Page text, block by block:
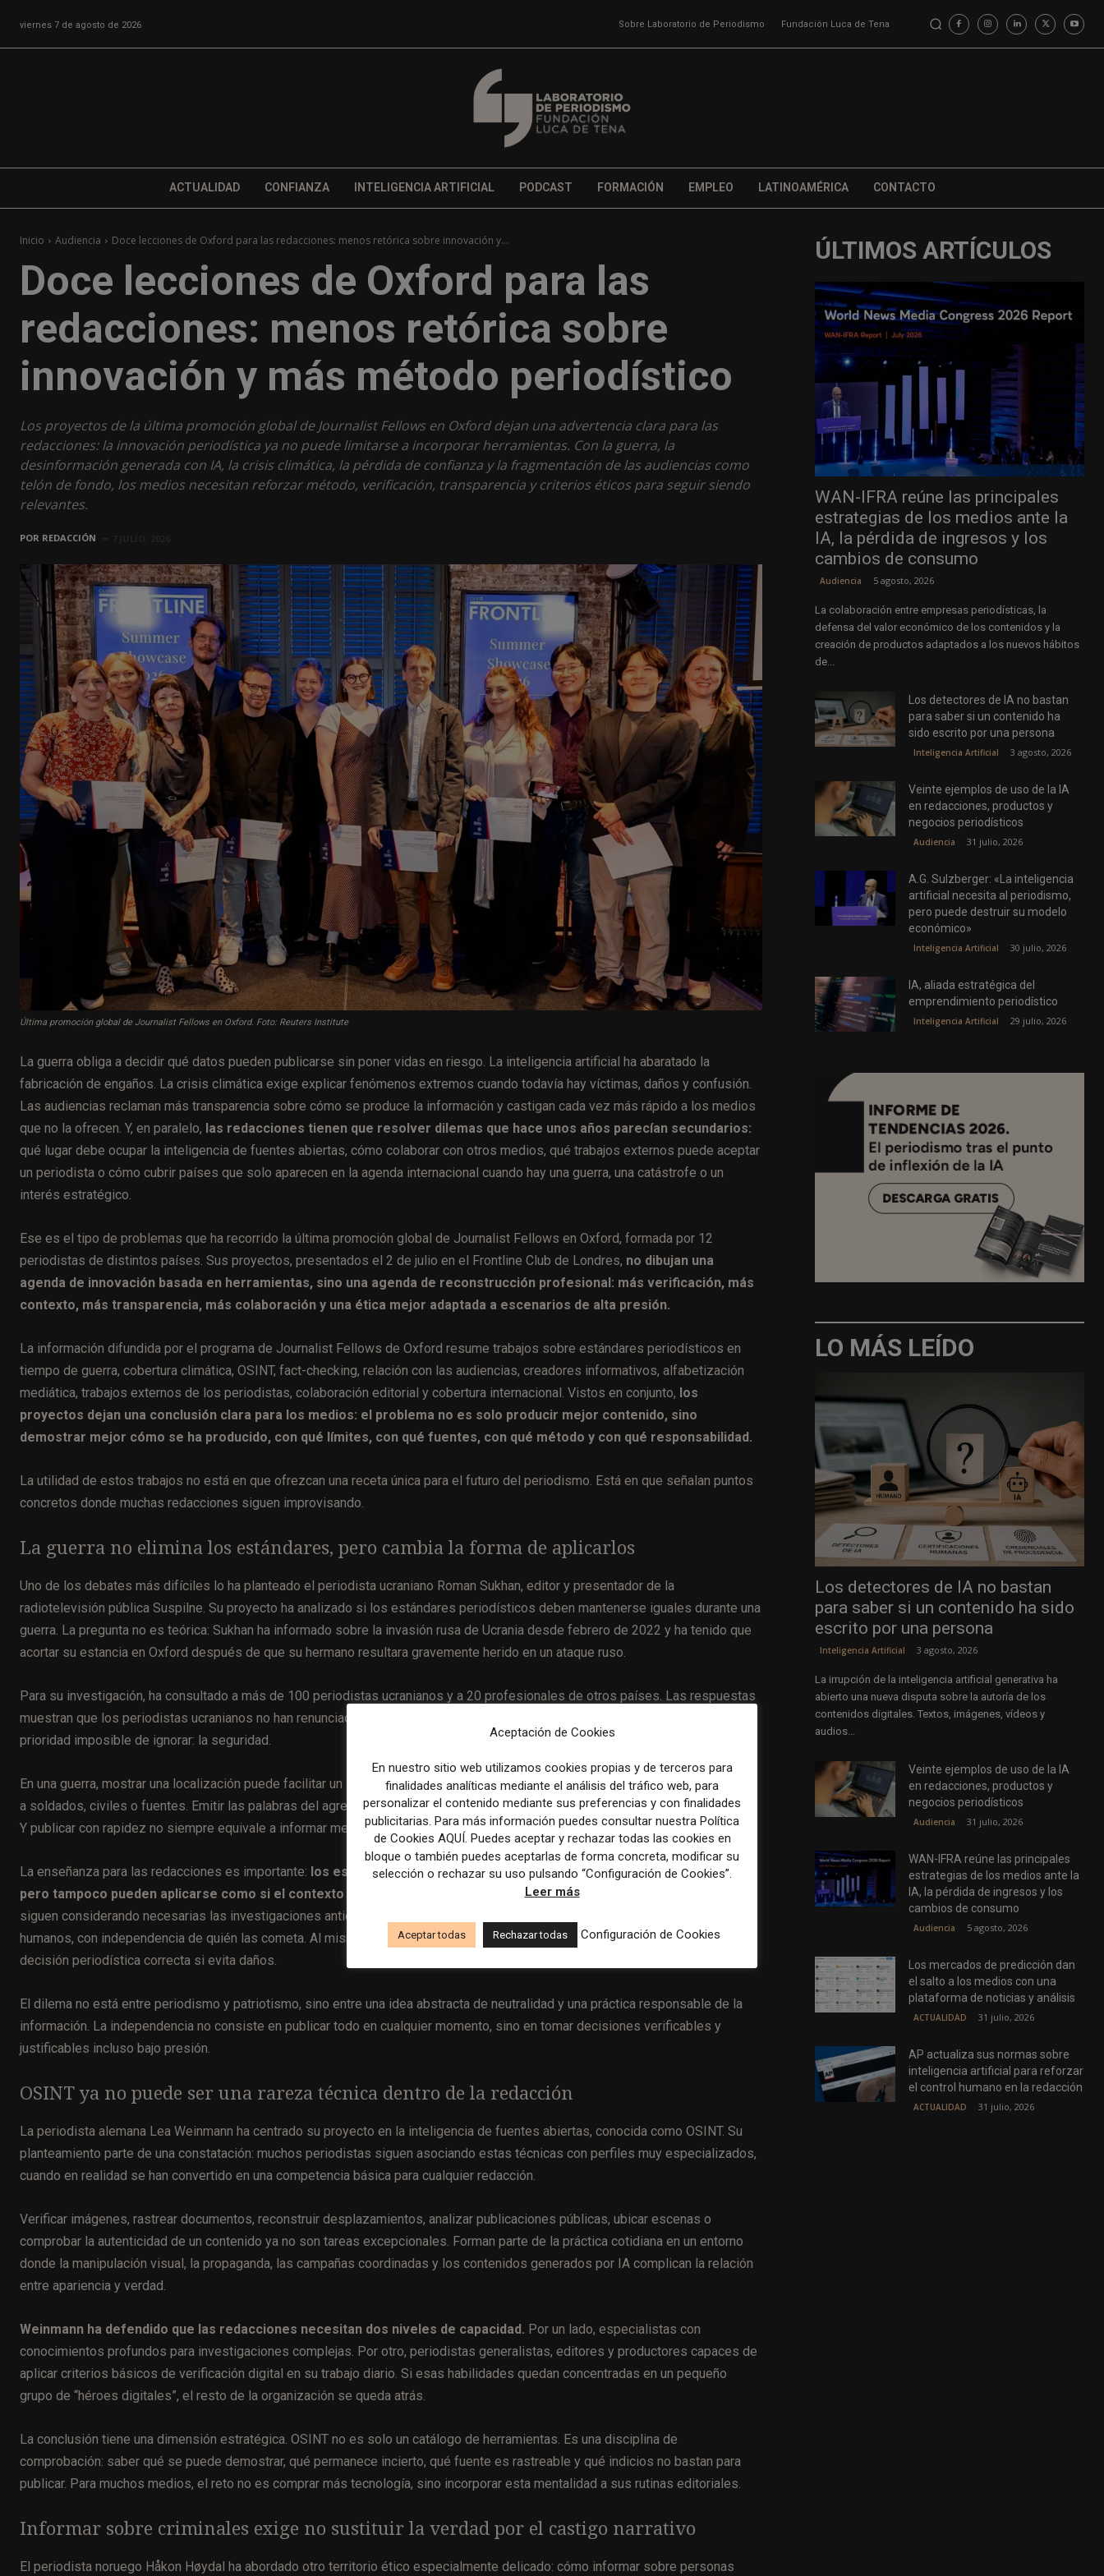
viernes 7 de agosto de 2026 Sobre Laboratorio de Periodismo Fundación Luca de Tena
ACTUALIDAD CONFIANZA INTELIGENCIA ARTIFICIAL PODCAST FORMACIÓN EMPLEO LATINOAMÉRICA CONTACTO
Inicio Audiencia Doce lecciones de Oxford para las redacciones: menos retórica sobre innovación y...
Doce lecciones de Oxford para las
redacciones: menos retórica sobre
innovación y más método periodístico
Los proyectos de la última promoción global de Journalist Fellows en Oxford dejan una advertencia clara para las
redacciones: la innovación periodística ya no puede limitarse a incorporar herramientas. Con la guerra, la
desinformación generada con IA, la crisis climática, la pérdida de confianza y la fragmentación de las audiencias como
telón de fondo, los medios necesitan reforzar método, verificación, transparencia y criterios éticos para seguir siendo
relevantes.
POR REDACCIÓN
Última promoción global de Journalist Fellows en Oxford. Foto: Reuters Institute
La guerra obliga a decidir qué datos pueden publicarse sin poner vidas en riesgo. La inteligencia artificial ha abaratado la
fabricación de engaños. La crisis climática exige explicar fenómenos extremos cuando todavía hay víctimas, daños y confusión.
Las audiencias reclaman más transparencia sobre cómo se produce la información y castigan cada vez más rápido a los medios
que no la ofrecen. Y, en paralelo, las redacciones tienen que resolver dilemas que hace unos años parecían secundarios:
qué lugar debe ocupar la inteligencia de fuentes abiertas, cómo colaborar con otros medios, qué trabajos externos puede aceptar
un periodista o cómo cubrir países que solo aparecen en la agenda internacional cuando hay una guerra, una catástrofe o un
interés estratégico.
Ese es el tipo de problemas que ha recorrido la última promoción global de Journalist Fellows en Oxford, formada por 12
periodistas de distintos países. Sus proyectos, presentados el 2 de julio en el Frontline Club de Londres, no dibujan una
agenda de innovación basada en herramientas, sino una agenda de reconstrucción profesional: más verificación, más
contexto, más transparencia, más colaboración y una ética mejor adaptada a escenarios de alta presión.
La información difundida por el programa de Journalist Fellows de Oxford resume trabajos sobre estándares periodísticos en
tiempo de guerra, cobertura climática, OSINT, fact-checking, relación con las audiencias, creadores informativos, alfabetización
mediática, trabajos externos de los periodistas, colaboración editorial y cobertura internacional. Vistos en conjunto, los
proyectos dejan una conclusión clara para los medios: el problema no es solo producir mejor contenido, sino
demostrar mejor cómo se ha producido, con qué límites, con qué fuentes, con qué método y con qué responsabilidad.
La utilidad de estos trabajos no está en que ofrezcan una receta única para el futuro del periodismo. Está en que señalan puntos
concretos donde muchas redacciones siguen improvisando.
La guerra no elimina los estándares, pero cambia la forma de aplicarlos
Uno de los debates más difíciles lo ha planteado el periodista ucraniano Roman Sukhan, editor y presentador de la
radiotelevisión pública Suspilne. Su proyecto ha analizado si los estándares periodísticos deben mantenerse iguales durante una
guerra. La pregunta no es teórica: Sukhan ha informado sobre la invasión rusa de Ucrania desde febrero de 2022 y ha tenido que
acortar su estancia en Oxford después de que su hermano resultara gravemente herido en un ataque ruso.
Para su investigación, ha consultado a más de 100 periodistas ucranianos y a 20 profesionales de otros países. Las respuestas
muestran que los periodistas ucranianos no han renunciado a los principios centrales del oficio, pero han incorporado una
prioridad imposible de ignorar: la seguridad.
En una guerra, mostrar una localización puede facilitar un segundo ataque. Difundir determinada información puede comprometer
a soldados, civiles o fuentes. Emitir las palabras del agresor sin contexto puede convertir a un medio en altavoz de propaganda.
Y publicar con rapidez no siempre equivale a informar mejor si esa velocidad aumenta el riesgo para personas concretas.
La enseñanza para las redacciones es importante: los estándares periodísticos no desaparecen en situaciones límite,
pero tampoco pueden aplicarse como si el contexto no existiera.
Sukhan ha defendido que los periodistas ucranianos
siguen considerando necesarias las investigaciones anticorrupción durante la guerra y la cobertura de violaciones de derechos
humanos, con independencia de quién las cometa. Al mismo tiempo, ha planteado que retrasar una información puede ser una
decisión periodística correcta si evita daños.
El dilema no está entre periodismo y patriotismo, sino entre una idea abstracta de neutralidad y una práctica responsable de la
información. La independencia no consiste en publicar todo en cualquier momento, sino en tomar decisiones verificables y
justificables incluso bajo presión.
OSINT ya no puede ser una rareza técnica dentro de la redacción
La periodista alemana Lea Weinmann ha centrado su proyecto en la inteligencia de fuentes abiertas, conocida como OSINT. Su
planteamiento parte de una constatación: muchos periodistas siguen asociando estas técnicas con perfiles muy especializados,
cuando en realidad se han convertido en una competencia básica para cualquier redacción.
Verificar imágenes, rastrear documentos, reconstruir desplazamientos, analizar publicaciones públicas, ubicar escenas o
comprobar la autenticidad de un contenido ya no son tareas excepcionales. Forman parte de la práctica cotidiana en un entorno
donde la manipulación visual, la propaganda, las campañas coordinadas y los contenidos generados por IA complican la relación
entre apariencia y verdad.
Weinmann ha defendido que las redacciones necesitan dos niveles de capacidad. Por un lado, especialistas con
conocimientos profundos para investigaciones complejas. Por otro, periodistas generalistas, editores y productores capaces de
aplicar criterios básicos de verificación digital en su trabajo diario. Si esas habilidades quedan concentradas en un pequeño
grupo de “héroes digitales”, el resto de la organización se queda atrás.
La conclusión tiene una dimensión estratégica. OSINT no es solo un catálogo de herramientas. Es una disciplina de
comprobación: saber qué se puede demostrar, qué permanece incierto, qué fuente es rastreable y qué indicios no bastan para
publicar. Para muchos medios, el reto no es comprar más tecnología, sino incorporar esta mentalidad a sus rutinas editoriales.
Informar sobre criminales exige no sustituir la verdad por el castigo narrativo
El periodista noruego Håkon Høydal ha abordado otro territorio ético especialmente delicado: cómo informar sobre personas
ÚLTIMOS ARTÍCULOS
WAN-IFRA reúne las principales
estrategias de los medios ante la
IA, la pérdida de ingresos y los
cambios de consumo
Audiencia 5 agosto, 2026
La colaboración entre empresas periodísticas, la
defensa del valor económico de los contenidos y la
creación de productos adaptados a los nuevos hábitos
de...
Los detectores de IA no bastan
para saber si un contenido ha
sido escrito por una persona
Inteligencia Artificial 3 agosto, 2026
Veinte ejemplos de uso de la IA
en redacciones, productos y
negocios periodísticos
Audiencia 31 julio, 2026
A.G. Sulzberger: «La inteligencia
artificial necesita al periodismo,
pero puede destruir su modelo
económico»
Inteligencia Artificial 30 julio, 2026
IA, aliada estratégica del
emprendimiento periodístico
Inteligencia Artificial 29 julio, 2026
LO MÁS LEÍDO
Los detectores de IA no bastan
para saber si un contenido ha sido
escrito por una persona
Inteligencia Artificial 3 agosto, 2026
La irrupción de la inteligencia artificial generativa ha
abierto una nueva disputa sobre la autoría de los
contenidos digitales. Textos, imágenes, vídeos y
audios...
Veinte ejemplos de uso de la IA
en redacciones, productos y
negocios periodísticos
Audiencia 31 julio, 2026
WAN-IFRA reúne las principales
estrategias de los medios ante la
IA, la pérdida de ingresos y los
cambios de consumo
Audiencia 5 agosto, 2026
Los mercados de predicción dan
el salto a los medios con una
plataforma de noticias y análisis
ACTUALIDAD 31 julio, 2026
AP actualiza sus normas sobre
inteligencia artificial para reforzar
el control humano en la redacción
ACTUALIDAD 31 julio, 2026
Aceptación de Cookies
En nuestro sitio web utilizamos cookies propias y de terceros para
finalidades analíticas mediante el análisis del tráfico web, para
personalizar el contenido mediante sus preferencias y con finalidades
publicitarias. Para más información puedes consultar nuestra Política
de Cookies AQUÍ. Puedes aceptar y rechazar todas las cookies en
bloque o también puedes aceptarlas de forma concreta, modificar su
selección o rechazar su uso pulsando “Configuración de Cookies”.
Leer más
Aceptar todas Rechazar todas Configuración de Cookies